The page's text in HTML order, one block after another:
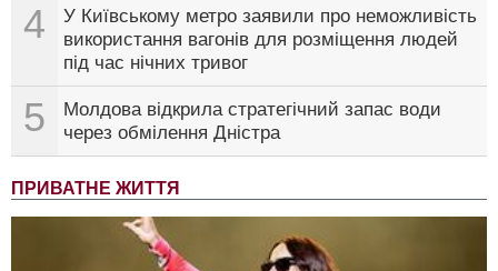
4
У Київському метро заявили про неможливість
використання вагонів для розміщення людей
під час нічних тривог
5
Молдова відкрила стратегічний запас води
через обмілення Дністра
ПРИВАТНЕ ЖИТТЯ